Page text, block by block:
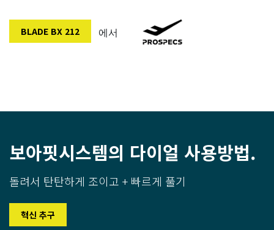
BLADE BX 212 에서
보아핏시스템의 다이얼 사용방법.
돌려서 탄탄하게 조이고 + 빠르게 풀기
혁신 추구